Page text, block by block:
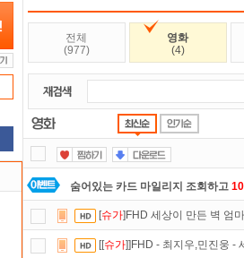
전체
(977)
영화
(4)
숨어있는 카드 마일리지 조회하고
포인트할인쿠폰 사용방법안내
댓글만 잘써도 무료 포인트를 드립
[슈가]FHD 세상이 만든 벽 엄
[[슈가]]FHD - 최지우,민진웅 -